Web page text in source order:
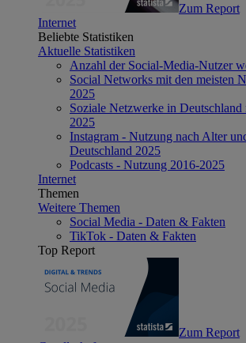
Zum Report
Internet
Beliebte Statistiken
Aktuelle Statistiken
Anzahl der Social-Media-Nutzer
Social Networks mit den meisten
2025
Soziale Netzwerke in Deutschland
2025
Instagram - Nutzung nach Alter
Deutschland 2025
Podcasts - Nutzung 2016-2025
Internet
Themen
Weitere Themen
Social Media - Daten & Fakten
TikTok - Daten & Fakten
Top Report
Zum Report